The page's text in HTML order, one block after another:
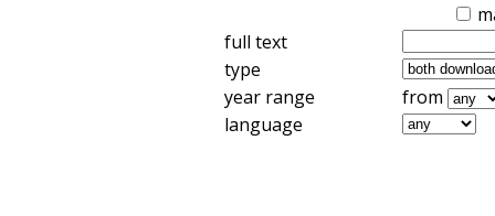
full text
type
year range
from
language